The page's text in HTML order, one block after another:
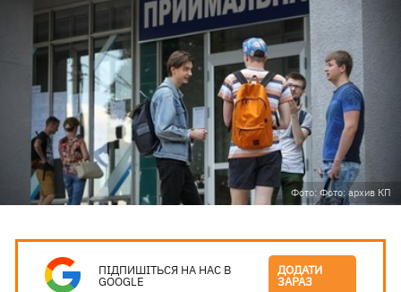
Фото: Фото: архив КП
ПІДПИШІТЬСЯ НА НАС В
GOOGLE
ДОДАТИ
ЗАРАЗ